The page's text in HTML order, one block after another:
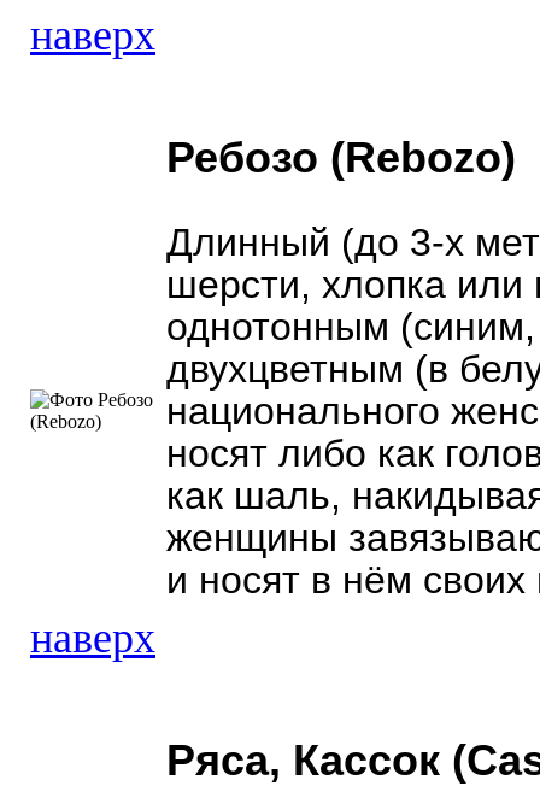
наверх
Ребозо (Rebozo)
Длинный (до 3-х
шерсти, хлопка
однотонным
двухцветным (в
национального
носят либо как
как шаль,
женщины
и носят в нём
наверх
Ряса, Кассок